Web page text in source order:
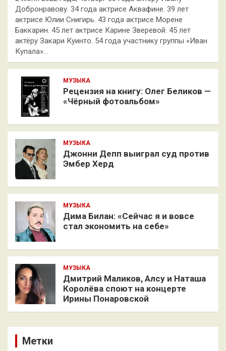
Добронравову. 34 года актрисе Аквафине. 39 лет
актрисе Юлии Снигирь. 43 года актрисе Морене
Баккарин. 45 лет актрисе Карине Зверевой. 45 лет
актёру Закари Куинто. 54 года участнику группы «Иван
Купала»…
МУЗЫКА
Рецензия на книгу: Олег Беликов —
«Чёрный фотоальбом»
МУЗЫКА
Джонни Депп выиграл суд против
Эмбер Херд
МУЗЫКА
Дима Билан: «Сейчас я и вовсе
стал экономить на себе»
МУЗЫКА
Дмитрий Маликов, Алсу и Наташа
Королёва споют на концерте
Ирины Понаровской
Метки